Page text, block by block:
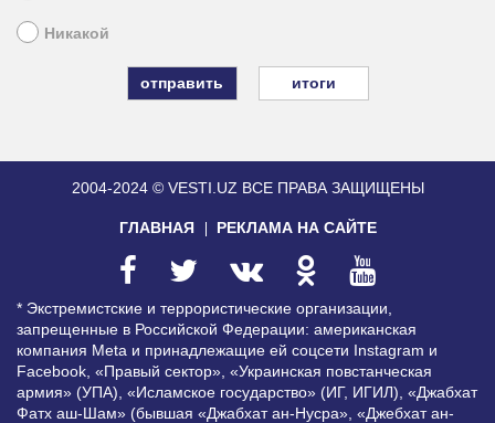
Никакой
итоги
2004-2024 © VESTI.UZ ВСЕ ПРАВА ЗАЩИЩЕНЫ
ГЛАВНАЯ РЕКЛАМА НА САЙТЕ
* Экстремистские и террористические организации,
запрещенные в Российской Федерации: американская
компания Meta и принадлежащие ей соцсети Instagram и
Facebook, «Правый сектор», «Украинская повстанческая
армия» (УПА), «Исламское государство» (ИГ, ИГИЛ), «Джабхат
Фатх аш-Шам» (бывшая «Джабхат ан-Нусра», «Джебхат ан-